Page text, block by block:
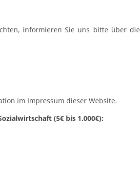
informieren Sie uns bitte über die
im Impressum dieser Website.
(5€ bis 1.000€):